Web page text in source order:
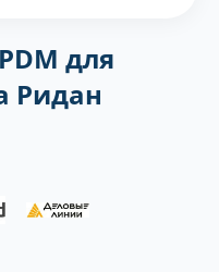
для
Ридан